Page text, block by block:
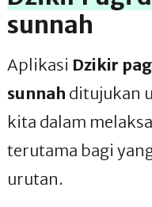
sunnah
Aplikasi Dzikir
sunnah ditujukan
kita dalam
terutama bagi
urutan.